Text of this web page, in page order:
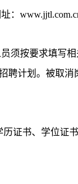
：
须按要求填写
聘计划。被取
证书、学位证